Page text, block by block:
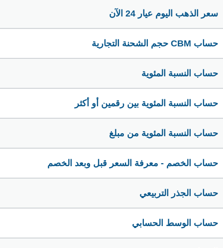
سعر الذهب اليوم عيار 24 الآن
حساب CBM حجم الشحنة التجارية
حساب النسبة المئوية
حساب النسبة المئوية بين رقمين أو أكثر
حساب النسبة المئوية من مبلغ
حساب الخصم - معرفة السعر قبل وبعد الخصم
حساب الجذر التربيعي
حساب الوسط الحسابي